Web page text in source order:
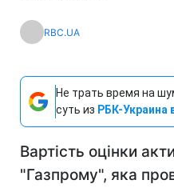
RBC.UA
Не трать время на
суть из РБК-Украина
Вартість оцінки
"Газпрому", яка